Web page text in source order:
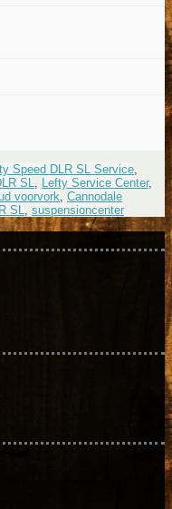
Speed DLR SL Service,
SL, Lefty Service Center,
voorvork, Cannodale
SL, suspensioncenter